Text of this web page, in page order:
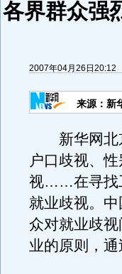
各界群众强
2007年04月26日20:12
来源：新
新华网北
户口歧视、
视……在寻找
就业歧视。
众对就业歧
业的原则，